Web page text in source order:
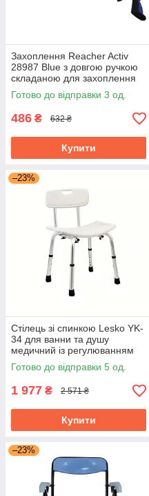
Захоплення Reacher Activ
28987 Blue з довгою ручкою
складаною для захоплення
предметів
Готово до відправки 3 од.
486 ₴ 632 ₴
Купити
–23%
Стілець зі спинкою Lesko YK-
34 для ванни та душу
медичний із регулюванням
висоти
Готово до відправки 5 од.
1 977 ₴ 2 571 ₴
Купити
–23%